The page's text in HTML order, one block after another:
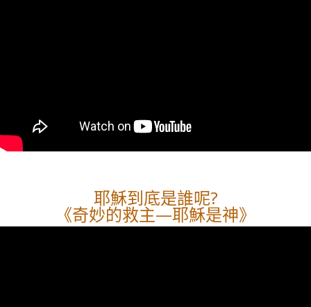
耶穌到底是誰呢?
《奇妙的救主—耶穌是神》